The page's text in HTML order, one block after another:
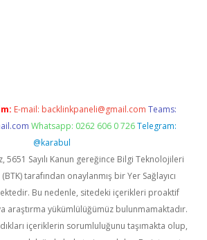
E-mail: backlinkpaneli@gmail.com Teams:
Whatsapp: 0262 606 0 726 Telegram:
@karabul
5651 Sayılı Kanun gereğince Bilgi Teknolojileri
tarafından onaylanmış bir Yer Sağlayıcı
Bu nedenle, sitedeki içerikleri proaktif
araştırma yükümlülüğümüz bulunmamaktadır.
içeriklerin sorumluluğunu taşımakta olup,